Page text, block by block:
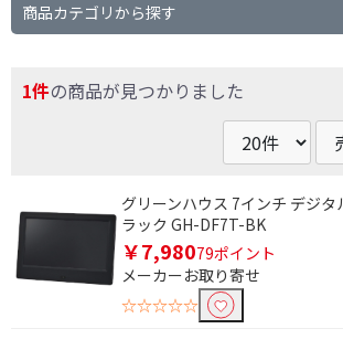
商品カテゴリから探す
1件の商品が見つかりました
グリーンハウス 7インチ デジ
ラック GH-DF7T-BK
￥7,98079ポイント
メーカーお取り寄せ
☆☆☆☆☆
条件で絞り込む
フリーワードで絞り込む
除外する
除外する にチェックを入れると、指
を除外して検索します。
価格で絞り込む